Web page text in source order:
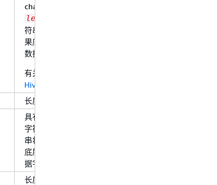
char(10)。如果指定了
length
符串将按指定长度进行截断。如
果底层数据字符串较长，则底层
数据字符串将保持不变。
有关更多信息，请参阅
Hive 数据类型
长度可变的字符数据。
具有最大读取长度的长度可变的
字符数据。读取字符串时，字符
串将按指定长度进行截断。如果
底层数据字符串较长，则底层数
据字符串将保持不变。
长度可变的二进制数据。